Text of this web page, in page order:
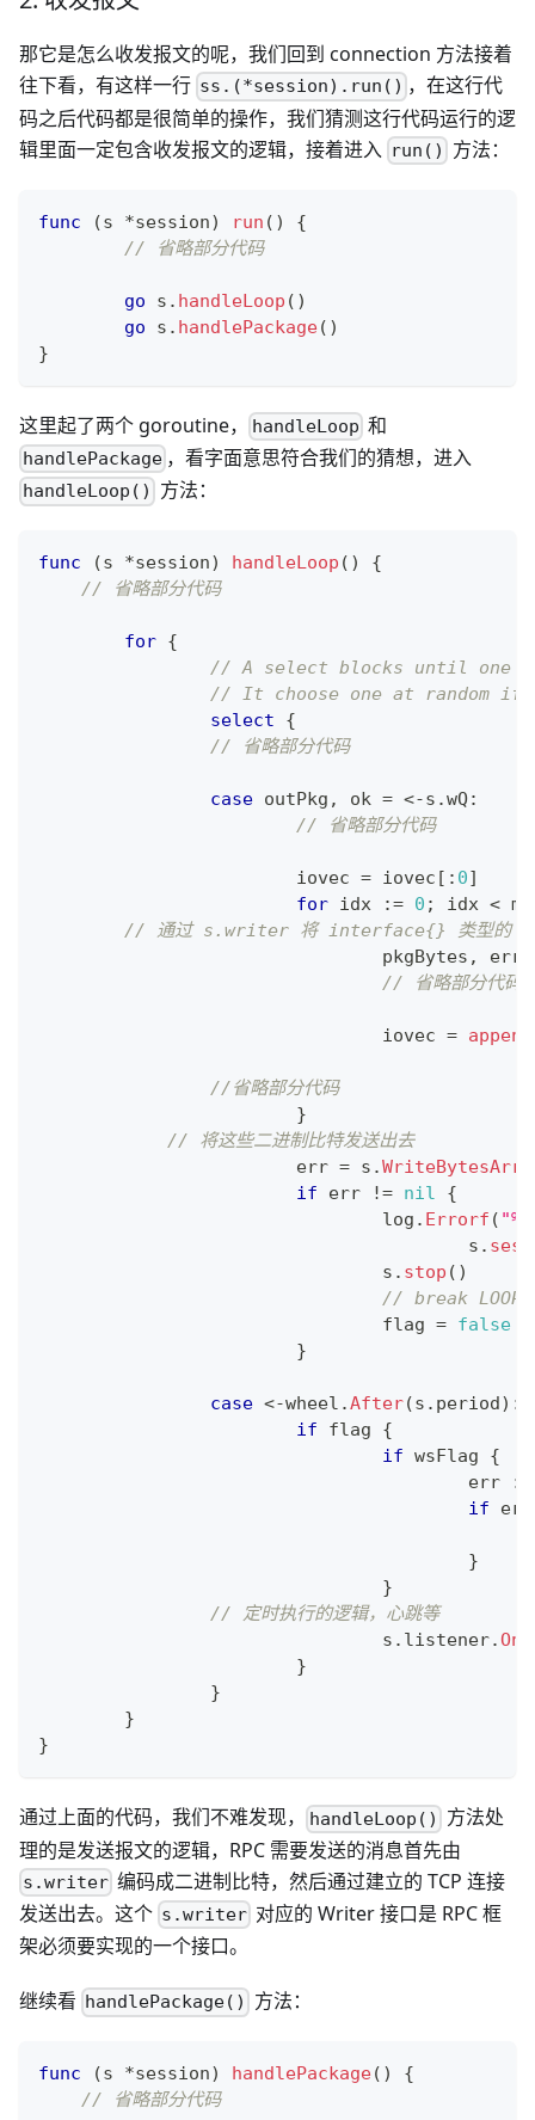
那它是怎么收发报文的呢，我们回到 connection 方法接着
往下看，有这样一行 ss.(*session).run() ，在这行代
码之后代码都是很简单的操作，我们猜测这行代码运行的逻
辑里面一定包含收发报文的逻辑，接着进入 run() 方法：
func (s *session) run ( )
{
// 省略部分代码
go s . handleLoop ( )
go s . handlePackage( )
}
这里起了两个 goroutine， handleLoop 和
handlePackage ，看字面意思符合我们的猜想，进入
handleLoop() 方法：
func (s *session) handleLoop ( )
{
// 省略部分代码
for {
// A select blocks until one
// It choose one at random if
select
{
// 省略部分代码
case outPkg , ok = <-s .wQ:
// 省略部分代码
			iovec
= iovec [ : 0]
for idx := 0 ; idx <
// 通过 s.writer 将 interface{} 类型的
				pkgBytes
, err
// 省略部分代码
				iovec
= append
//省略部分代码
}
// 将这些二进制比特发送出去
			err
= s .
if err != nil
{
				log
. Errorf (
					s
.
				s
. stop ( )
// break LOOP
				flag
= false
}
case <-wheel .After(s . period ) :
if flag {
if wsFlag {
					err
:=
if
}
}
// 定时执行的逻辑，心跳等
				s
. listener.
}
}
}
}
通过上面的代码，我们不难发现， handleLoop()
方法处
理的是发送报文的逻辑，RPC 需要发送的消息首先由
s.writer 编码成二进制比特，然后通过建立的 TCP 连接
发送出去。这个 s.writer 对应的 Writer 接口是 RPC 框
架必须要实现的一个接口。
继续看 handlePackage() 方法：
func (s *session) handlePackage( )
{
// 省略部分代码